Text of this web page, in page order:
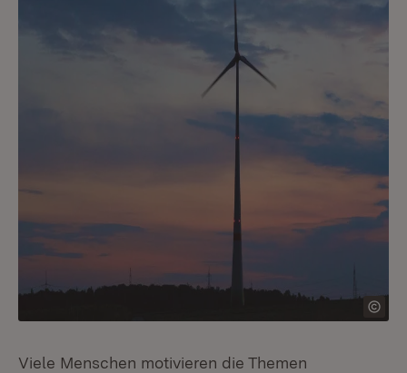
Viele Menschen motivieren die Themen